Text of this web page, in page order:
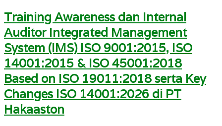
Training Awareness dan Internal
Auditor Integrated Management
System (IMS) ISO 9001:2015, ISO
14001:2015 & ISO 45001:2018
Based on ISO 19011:2018 serta Key
Changes ISO 14001:2026 di PT
Hakaaston